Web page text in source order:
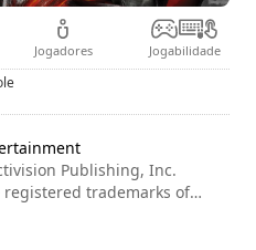
Jogadores Jogabilidade
Publishing, Inc.
trademarks of
reserved. The ratings
of the Entertainment